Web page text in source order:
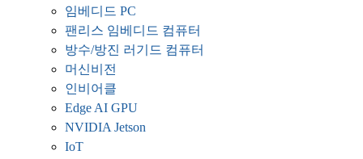
임베디드 PC
팬리스 임베디드 컴퓨터
방수/방진 러기드 컴퓨터
머신비전
인비어클
Edge AI GPU
NVIDIA Jetson
IoT